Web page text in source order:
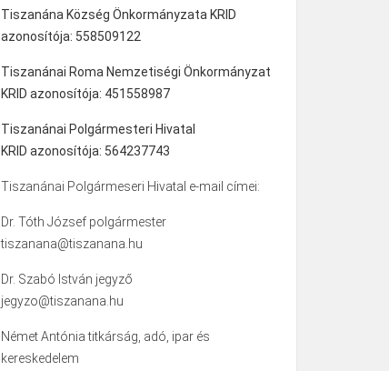
Tiszanána Község Önkormányzata KRID
azonosítója: 558509122
Tiszanánai Roma Nemzetiségi Önkormányzat
KRID azonosítója: 451558987
Tiszanánai Polgármesteri Hivatal
KRID azonosítója: 564237743
Tiszanánai Polgármeseri Hivatal e-mail címei:
Dr. Tóth József polgármester
tiszanana@tiszanana.hu
Dr. Szabó István jegyző
jegyzo@tiszanana.hu
Német Antónia titkárság, adó, ipar és
kereskedelem